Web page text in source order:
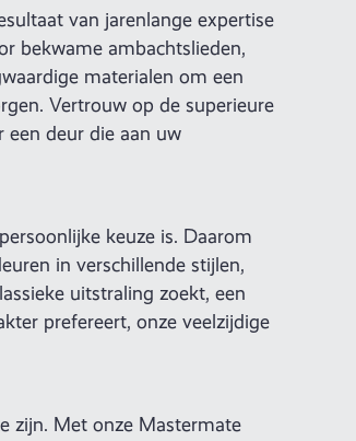
van jarenlange expertise
bekwame ambachtslieden,
materialen om een
Vertrouw op de superieure
een deur die aan uw
keuze is. Daarom
in verschillende stijlen,
uitstraling zoekt, een
prefereert, onze veelzijdige
zijn. Met onze Mastermate